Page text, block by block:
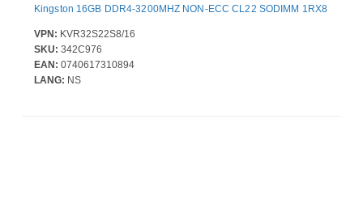
Kingston 16GB DDR4-3200MHZ NON-ECC CL22 SODIMM 1RX8
VPN: KVR32S22S8/16
SKU: 342C976
EAN: 0740617310894
LANG: NS